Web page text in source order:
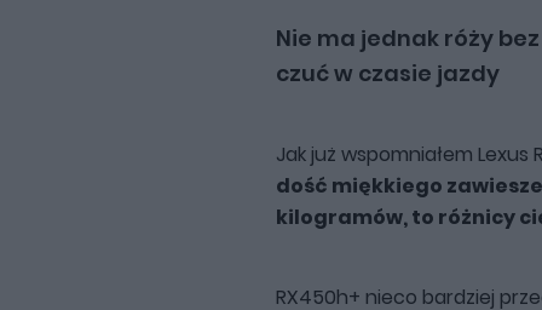
Nie ma jednak róży
czuć w czasie jazdy
Jak już wspomniałem
dość miękkiego
kilogramów, to różnicy
RX450h+ nieco bardziej